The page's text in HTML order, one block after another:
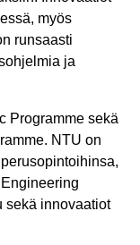
myös
runsaasti
ja
Programme sekä
NTU on
sekä innovaatiot